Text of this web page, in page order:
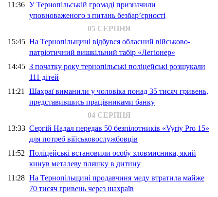
11:36 У Тернопільській громаді призначили
уповноваженого з питань безбар’єрності
05 СЕРПНЯ
15:45 На Тернопільщині відбувся обласний військово-
патріотичний вишкільний табір «Легіонер»
14:45 З початку року тернопільські поліцейські розшукали
111 дітей
11:21 Шахраї виманили у чоловіка понад 35 тисяч гривень,
представившись працівниками банку
04 СЕРПНЯ
13:33 Сергій Надал передав 50 безпілотників «Vyriy Pro 15»
для потреб військовослужбовців
11:52 Поліцейські встановили особу зловмисника, який
кинув металеву пляшку в дитину
11:28 На Тернопільщині продавчиня меду втратила майже
70 тисяч гривень через шахраїв